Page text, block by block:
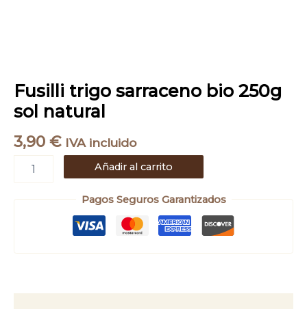
Fusilli trigo sarraceno bio 250g
sol natural
3,90 € IVA incluido
Añadir al carrito
Pagos Seguros Garantizados